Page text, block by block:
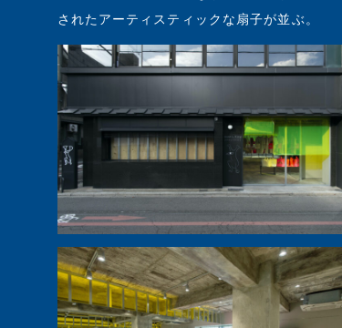
されたアーティスティックな扇子が並ぶ。